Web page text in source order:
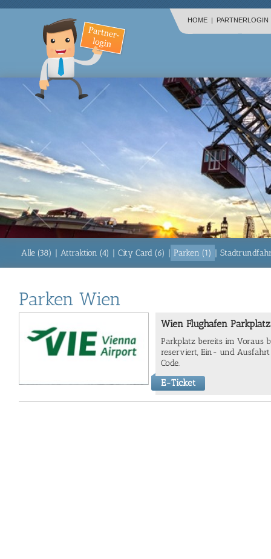
HOME | PARTNERLOGIN
Alle (38) | Attraktion (4) | City Card (6) | Parken (1) |
Parken Wien
Wien Flughafen Parkplatz
Parkplatz bereits im Voraus
reserviert, Ein- und Ausfahrt
Code.
E-Ticket